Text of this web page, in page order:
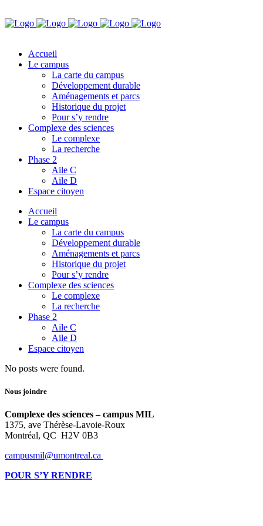
Accueil
Le campus
La carte du campus
Développement durable
Aménagements et parcs
Historique du projet
Pour s’y rendre
Complexe des sciences
Le complexe
La recherche
Phase 2
Aile C
Aile D
Espace citoyen
Accueil
Le campus
La carte du campus
Développement durable
Aménagements et parcs
Historique du projet
Pour s’y rendre
Complexe des sciences
Le complexe
La recherche
Phase 2
Aile C
Aile D
Espace citoyen
No posts were found.
Nous joindre
Complexe des sciences – campus MIL
1375, ave Thérèse-Lavoie-Roux
Montréal, QC H2V 0B3
campusmil@umontreal.ca
POUR S’Y RENDRE